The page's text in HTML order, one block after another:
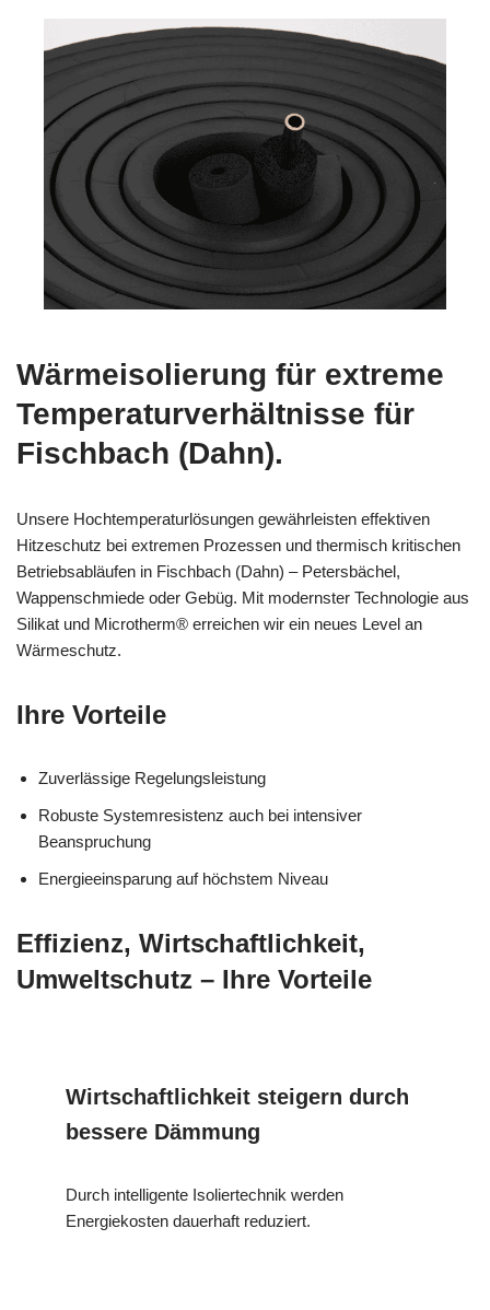
Wärmeisolierung für extreme
Temperaturverhältnisse für
Fischbach (Dahn).
Unsere Hochtemperaturlösungen gewährleisten effektiven
Hitzeschutz bei extremen Prozessen und thermisch kritischen
Betriebsabläufen in Fischbach (Dahn) – Petersbächel,
Wappenschmiede oder Gebüg. Mit modernster Technologie aus
Silikat und Microtherm® erreichen wir ein neues Level an
Wärmeschutz.
Ihre Vorteile
Zuverlässige Regelungsleistung
Robuste Systemresistenz auch bei intensiver
Beanspruchung
Energieeinsparung auf höchstem Niveau
Effizienz, Wirtschaftlichkeit,
Umweltschutz – Ihre Vorteile
Wirtschaftlichkeit steigern durch
bessere Dämmung
Durch intelligente Isoliertechnik werden
Energiekosten dauerhaft reduziert.